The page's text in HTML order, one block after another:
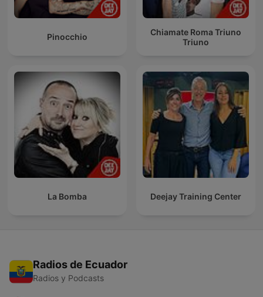
Pinocchio
Chiamate Roma Triuno
Triuno
La Bomba Deejay Training Center
Radios de Ecuador
Radios y Podcasts